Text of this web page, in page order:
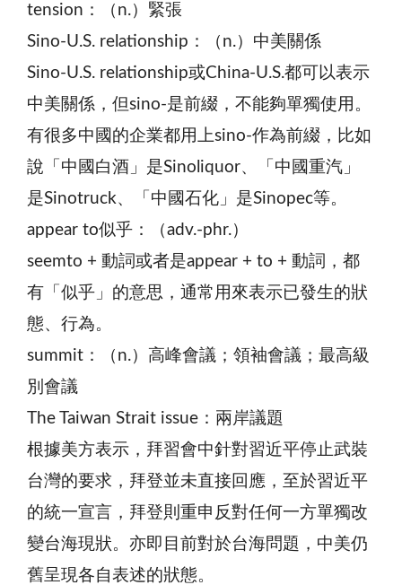
tension：（n.）緊張
Sino-U.S. relationship：（n.）中美關係
Sino-U.S. relationship或China-U.S.都可以表示
中美關係，但sino-是前綴，不能夠單獨使用。
有很多中國的企業都用上sino-作為前綴，比如
說「中國白酒」是Sinoliquor、「中國重汽」
是Sinotruck、「中國石化」是Sinopec等。
appear to似乎：（adv.-phr.）
seemto + 動詞或者是appear + to + 動詞，都
有「似乎」的意思，通常用來表示已發生的狀
態、行為。
summit：（n.）高峰會議；領袖會議；最高級
別會議
The Taiwan Strait issue：兩岸議題
根據美方表示，拜習會中針對習近平停止武裝
台灣的要求，拜登並未直接回應，至於習近平
的統一宣言，拜登則重申反對任何一方單獨改
變台海現狀。亦即目前對於台海問題，中美仍
舊呈現各自表述的狀態。